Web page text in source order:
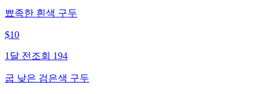
뾰족한 흰색 구두
$10
1달 전 조회 194
굽 낮은 검은색 구두